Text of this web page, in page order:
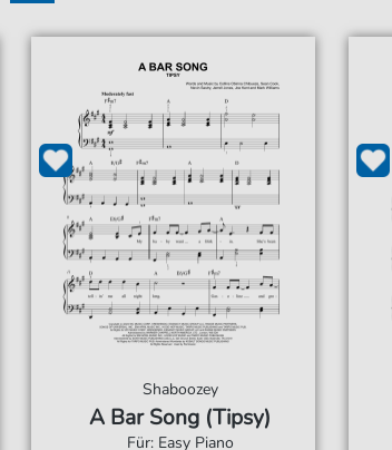
Shaboozey
A Bar Song (Tipsy)
Für: Easy Piano